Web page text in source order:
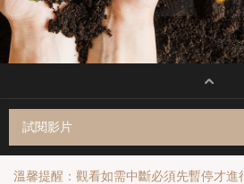
試閱影片
溫馨提醒：觀看如需中斷必須先暫停才進